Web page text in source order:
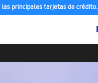
principales tarjetas de crédito.